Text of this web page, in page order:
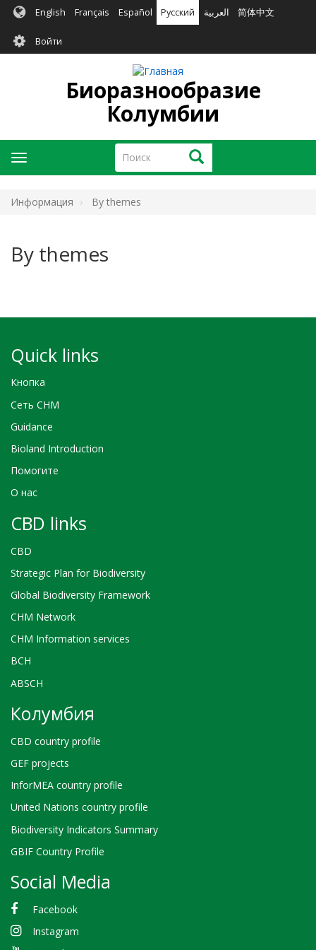
Перейти
основному
содержанию
English Français Español Русский العربية 简体中文
User
account
Войти
Биоразнообразие
Колумбии
Поиск Поиск
Toggle
navigation
Информация By themes
By themes
Quick links
Кнопка
Сеть CHM
Guidance
Bioland Introduction
Помогите
О нас
CBD links
CBD
Strategic Plan for Biodiversity
Global Biodiversity Framework
CHM Network
CHM Information services
BCH
ABSCH
Колумбия
CBD country profile
GEF projects
InforMEA country profile
United Nations country profile
Biodiversity Indicators Summary
GBIF Country Profile
Social Media
Facebook
Instagram